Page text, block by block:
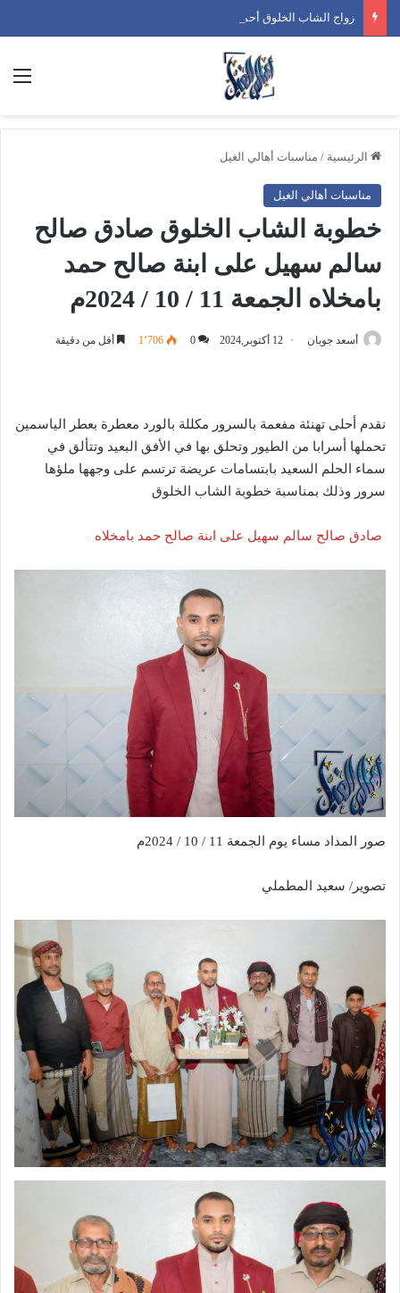
الرئيسية / مناسبات أهالي الغيل
مناسبات أهالي الغيل
خطوبة الشاب الخلوق صادق صالح
سالم سهيل على ابنة صالح حمد
بامخلاه الجمعة 11 / 10 / 2024م
أسعد جوبان 12 أكتوبر,2024 0 1٬706 أقل من دقيقة
نقدم أحلى تهنئة مفعمة بالسرور مكللة بالورد معطرة بعطر الياسمين
تحملها أسرابا من الطيور وتحلق بها في الأفق البعيد وتتألق في
سماء الحلم السعيد بابتسامات عريضة ترتسم على وجهها ملؤها
سرور وذلك بمناسبة خطوبة الشاب الخلوق
صادق صالح سالم سهيل على ابنة صالح حمد بامخلاه
صور المداد مساء يوم الجمعة 11 / 10 / 2024م
تصوير/ سعيد المطملي